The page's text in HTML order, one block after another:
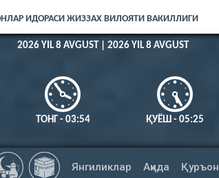
ИДОРАСИ ЖИЗЗАХ ВИЛОЯТИ ВАКИЛЛИГИ
2026 YIL 8 AVGUST | 2026 YIL 8 AVGUST
ТОНГ - 03:54 ҚУЁШ - 05:25
Янгиликлар Ақида Қуръон